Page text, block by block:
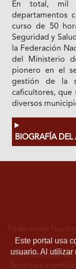
En total, mil
departamentos
curso de 50
Seguridad y
la Federación
del Ministerio
pionero en el
gestión de la
caficultores, que
diversos
BIOGRAFÍA
Este portal usa
usuario. Al utilizar
Federación
Al continuar
Términos y